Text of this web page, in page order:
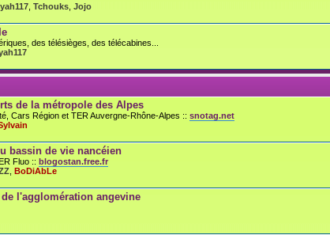
Tchouks Jojo
des télésièges, des télécabines...
de la métropole des Alpes
Cars Région et TER Auvergne-Rhône-Alpes :: snotag.net
bassin de vie nancéien
Fluo :: blogostan.free.fr
BoDiAbLe
l'agglomération angevine